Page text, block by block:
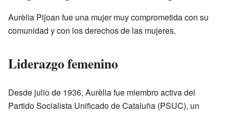
Aurèlia Pijoan fue una mujer muy comprometida con su
comunidad y con los derechos de las mujeres.
Liderazgo femenino
Desde julio de 1936, Aurèlia fue miembro activa del
Partido Socialista Unificado de Cataluña (PSUC), un